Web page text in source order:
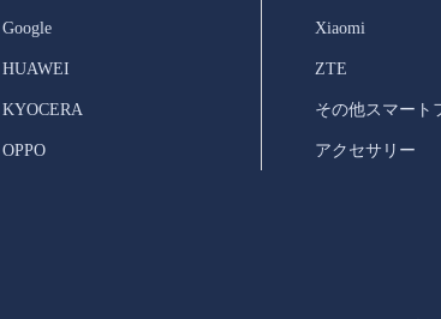
Google
HUAWEI
KYOCERA
OPPO
Xiaomi
ZTE
その他スマート
アクセサリー